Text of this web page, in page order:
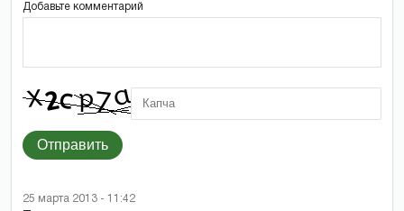
Добавьте комментарий
Отправить
25 марта 2013 - 11:42